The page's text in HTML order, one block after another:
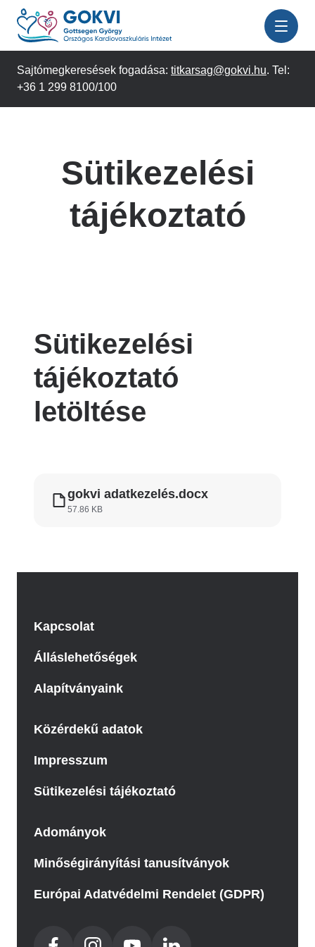
Ugrás
tartalomra
Sajtómegkeresések fogadása: titkarsag@gokvi.hu. Tel:
+36 1 299 8100/100
Sütikezelési
tájékoztató
Sütikezelési
tájékoztató
letöltése
gokvi adatkezelés.docx
57.86 KB
Kapcsolat
Álláslehetőségek
Alapítványaink
Közérdekű adatok
Impresszum
Sütikezelési tájékoztató
Adományok
Minőségirányítási tanusítványok
Európai Adatvédelmi Rendelet (GDPR)